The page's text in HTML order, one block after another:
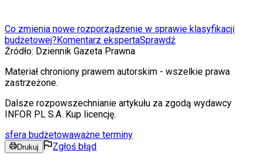
Co zmienia nowe rozporządzenie w sprawie klasyfikacji
budżetowej?Komentarz ekspertaSprawdź
Źródło: Dziennik Gazeta Prawna
Materiał chroniony prawem autorskim - wszelkie prawa
zastrzeżone.
Dalsze rozpowszechnianie artykułu za zgodą wydawcy
INFOR PL S.A. Kup licencję.
sfera budżetowaważne terminy
Drukuj Zgłoś błąd